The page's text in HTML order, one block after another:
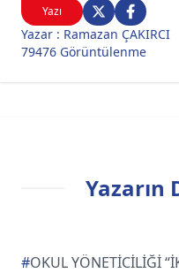
Yazı
Yazar : Ramazan ÇAKIRCI
79476 Görüntülenme
Yazarın
#OKUL YÖNETİCİLİĞİ